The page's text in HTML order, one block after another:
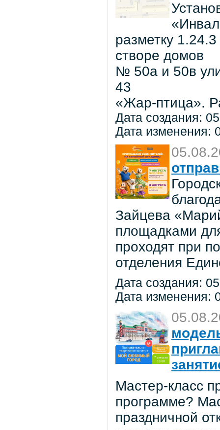
разметку
створе домов
№ 50а и 50в
43
«Жар-птица».
Дата создания:
Дата изменения:
Зайцева
площадками
проходят при
отделения
Дата создания:
Дата изменения:
Мастер-класс
программе?
праздничной